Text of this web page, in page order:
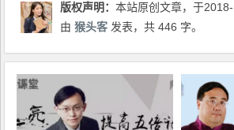
版权声明：本站原创文章，于
由猴头客 发表，共 446 字。